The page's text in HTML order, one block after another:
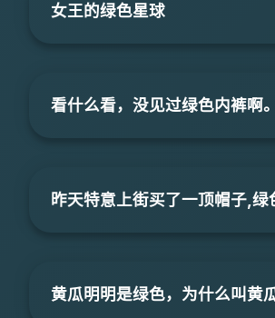
女王的绿色星球
看什么看，没见过绿色内裤啊。
昨天特意上街买了一顶帽子,绿
黄瓜明明是绿色，为什么叫黄